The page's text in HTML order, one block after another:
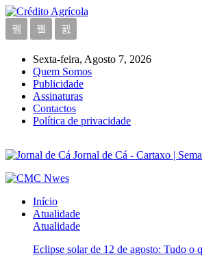
Sexta-feira, Agosto 7, 2026
Quem Somos
Publicidade
Assinaturas
Contactos
Política de privacidade
Jornal de Cá - Cartaxo |
Início
Atualidade
Atualidade
Eclipse solar de 12 de agosto: Tudo o